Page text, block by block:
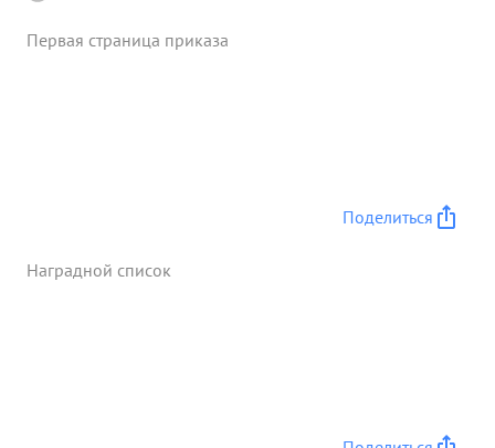
Первая страница приказа
Поделиться
Наградной список